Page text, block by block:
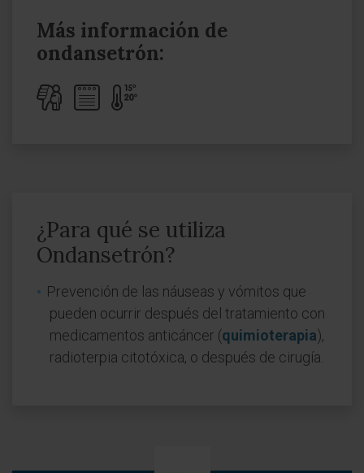
Más información de
ondansetrón:
¿Para qué se utiliza
Ondansetrón?
Prevención de las náuseas y vómitos que
pueden ocurrir después del tratamiento con
medicamentos anticáncer (quimioterapia),
radioterpia citotóxica, o después de cirugía.